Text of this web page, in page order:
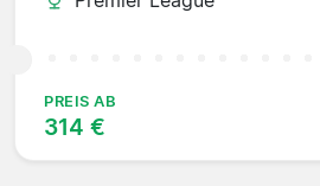
PREIS AB
314 €